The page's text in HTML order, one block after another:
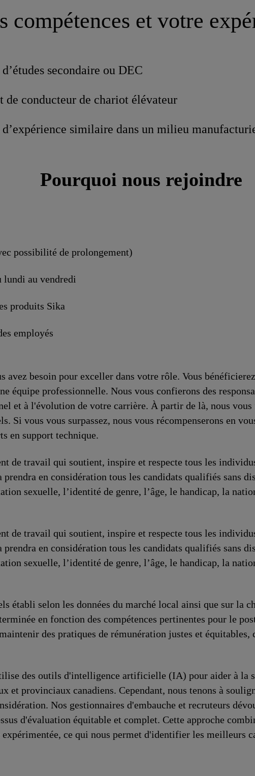
compétences et votre
secondaire ou DEC
de conducteur de chariot élévateur
d’expérience similaire dans un milieu
Pourquoi nous rejoindre
possibilité de prolongement)
au vendredi
produits Sika
employés
avez besoin pour exceller dans votre rôle. Vous
équipe professionnelle. Nous vous confierons des
et à l'évolution de votre carrière. À partir de là, nous
Si vous vous surpassez, nous vous récompenserons en
en support technique.
de travail qui soutient, inspire et respecte tous les
prendra en considération tous les candidats qualifiés sans
sexuelle, l’identité de genre, l’âge, le handicap, la
de travail qui soutient, inspire et respecte tous les
prendra en considération tous les candidats qualifiés sans
sexuelle, l’identité de genre, l’âge, le handicap, la
établi selon les données du marché local ainsi que sur la
en fonction des compétences pertinentes pour le
des pratiques de rémunération justes et
des outils d'intelligence artificielle (IA) pour aider à la
et provinciaux canadiens. Cependant, nous tenons à
Nos gestionnaires d'embauche et recruteurs
d'évaluation équitable et complet. Cette approche
ce qui nous permet d'identifier les meilleurs